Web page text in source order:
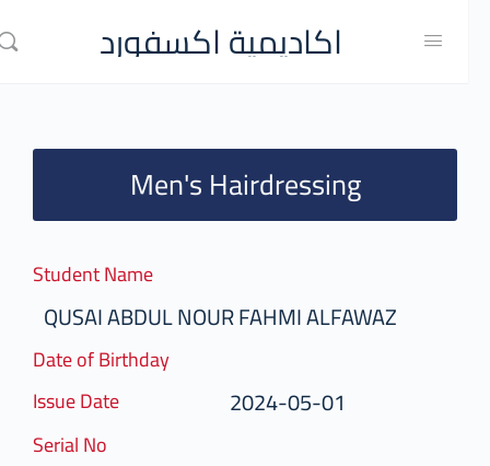
اكاديمية اكسفورد
Men's Hairdressing
Student Name
QUSAI ABDUL NOUR FAHMI ALFAWAZ
Date of Birthday
Issue Date
2024-05-01
Serial No